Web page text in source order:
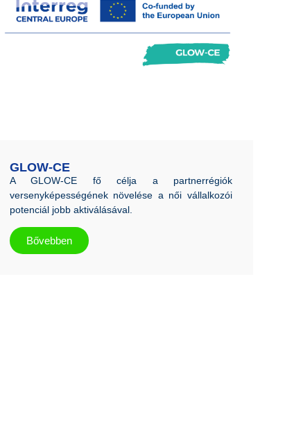
GLOW-CE
A GLOW-CE fő célja a partnerrégiók
versenyképességének növelése a női vállalkozói
potenciál jobb aktiválásával.
Bővebben